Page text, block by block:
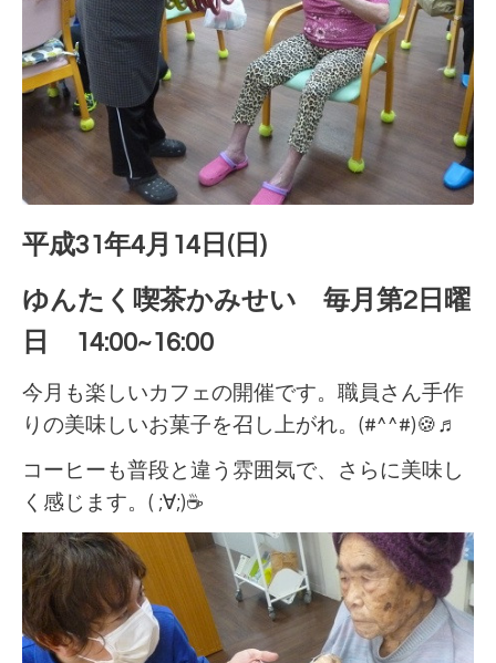
平成31年4月14日(日)
ゆんたく喫茶かみせい 毎月第2日曜
日 14:00~16:00
今月も楽しいカフェの開催です。職員さん手作
りの美味しいお菓子を召し上がれ。(#^^#)🍪♬
コーヒーも普段と違う雰囲気で、さらに美味し
く感じます。( ;∀;)☕